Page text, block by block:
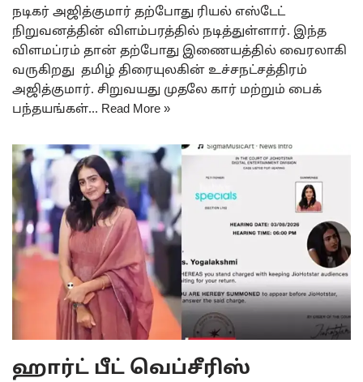
நடிகர் அஜித்குமார் தற்போது ரியல் எஸ்டேட்
நிறுவனத்தின் விளம்பரத்தில் நடித்துள்ளார். இந்த
விளமப்ரம் தான் தற்போது இணையத்தில் வைரலாகி
வருகிறது தமிழ் திரையுலகின் உச்சநட்சத்திரம்
அஜித்குமார். சிறுவயது முதலே கார் மற்றும் பைக்
பந்தயங்கள்… Read More »
ஹார்ட் பீட் வெப்சீரிஸ்